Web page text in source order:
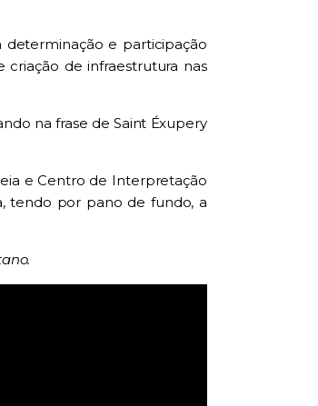
determinação e participação
de infraestrutura nas
na frase de Saint Éxupery
e Centro de Interpretação
tendo por pano de fundo, a